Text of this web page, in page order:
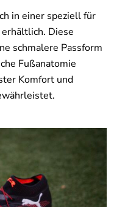
in einer speziell für
Diese
schmalere Passform
Fußanatomie
Komfort und